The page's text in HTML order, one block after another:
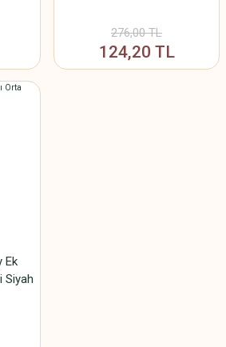
276,00 TL
124,20 TL
Ek
Siyah